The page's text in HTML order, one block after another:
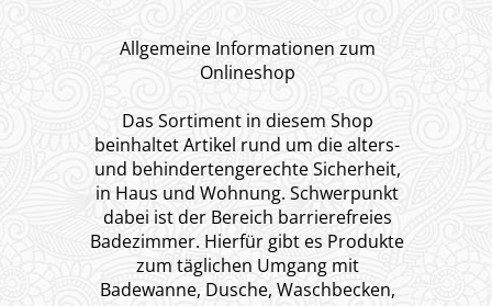
Allgemeine Informationen zum
Onlineshop
Das Sortiment in diesem Shop
beinhaltet Artikel rund um die alters-
und behindertengerechte Sicherheit,
in Haus und Wohnung. Schwerpunkt
dabei ist der Bereich barrierefreies
Badezimmer. Hierfür gibt es Produkte
zum täglichen Umgang mit
Badewanne, Dusche, Waschbecken,